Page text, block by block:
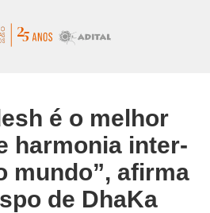
é o melhor
harmonia inter-
mundo”, afirma
de DhaKa